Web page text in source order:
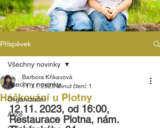
Příspěvek
Všechny novinky
Organizační
Akce
Všechny novinky
Háčkování u Plotny
Barbora Křikavová
11. 11. 2023 Minut čtení: 1
12.11. 2023, od 16:00,
Restaurace Plotna, nám.